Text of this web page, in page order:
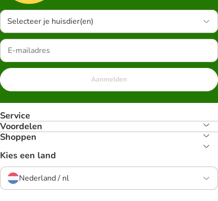
Selecteer je huisdier(en)
Aanmelden
Service
Voordelen
Shoppen
Kies een land
Nederland / nl